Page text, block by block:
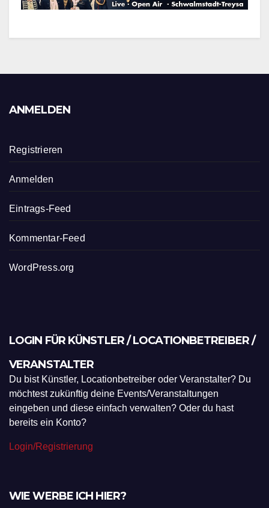
ANMELDEN
Registrieren
Anmelden
Eintrags-Feed
Kommentar-Feed
WordPress.org
LOGIN FÜR KÜNSTLER / LOCATIONBETREIBER /
VERANSTALTER
Du bist Künstler, Locationbetreiber oder Veranstalter? Du
möchtest zukünftig deine Events/Veranstaltungen
eingeben und diese einfach verwalten? Oder du hast
bereits ein Konto?
Login/Registrierung
WIE WERBE ICH HIER?